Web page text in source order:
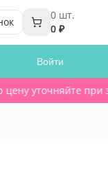
0 шт.
0 ₽
Войти
уточняйте при